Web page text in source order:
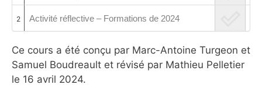
2 Activité réflective – Formations de 2024
Ce cours a été conçu par Marc-Antoine Turgeon et
Samuel Boudreault et révisé par Mathieu Pelletier
le 16 avril 2024.